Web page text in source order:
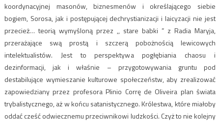
koordynacyjnej masonów, biznesmenów i określającego siebie
bogiem, Sorosa, jak i postępującej dechrystianizacji i laicyzacji nie jest
przecież… teorią wymyśloną przez ,, stare babki ” z Radia Maryja,
przerażające swą prostą i szczerą pobożnością lewicowych
intelektualistów. Jest to perspektywa pogłębiania chaosu i
dezinformacji, jak i właśnie – przygotowywania gruntu pod
destabilujące wymieszanie kulturowe społeczeństw, aby zrealizować
zapowiedziany przez profesora Plinio Corrę de Oliveira plan świata
trybalistycznego, aż w końcu satanistycznego. Królestwa, które miałoby
oddać cześć odwiecznemu przeciwnikowi ludzkości. Czyż to nie kolejny